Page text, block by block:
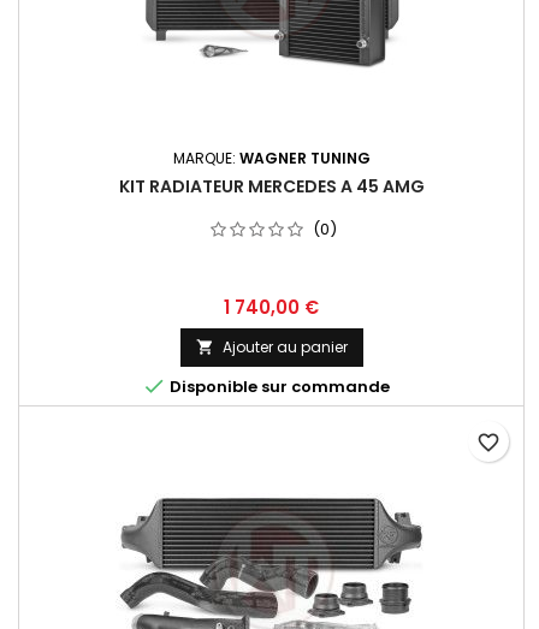
MARQUE: WAGNER TUNING
KIT RADIATEUR MERCEDES A 45 AMG
(0)
Prix
1 740,00 €
 Ajouter au panier
 Disponible sur commande
favorite_border